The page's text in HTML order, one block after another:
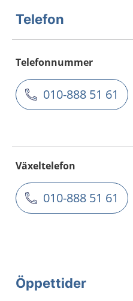
Telefon
Telefonnummer
010-888 51 61
Växeltelefon
010-888 51 61
Öppettider